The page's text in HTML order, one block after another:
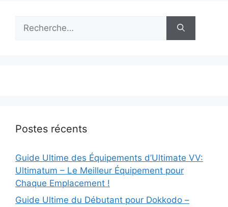
Postes récents
Guide Ultime des Équipements d’Ultimate VV:
Ultimatum – Le Meilleur Équipement pour
Chaque Emplacement !
Guide Ultime du Débutant pour Dokkodo –